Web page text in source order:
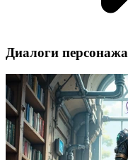
Диалоги персонажа